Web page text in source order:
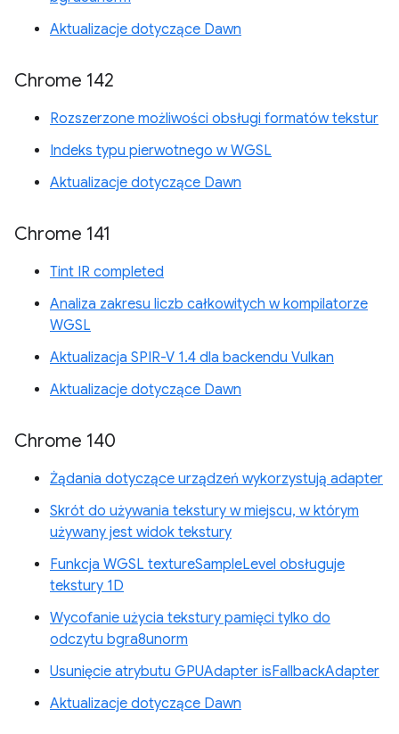
Aktualizacje dotyczące Dawn
Chrome 142
Rozszerzone możliwości obsługi formatów tekstur
Indeks typu pierwotnego w WGSL
Aktualizacje dotyczące Dawn
Chrome 141
Tint IR completed
Analiza zakresu liczb całkowitych w kompilatorze
WGSL
Aktualizacja SPIR-V 1.4 dla backendu Vulkan
Aktualizacje dotyczące Dawn
Chrome 140
Żądania dotyczące urządzeń wykorzystują adapter
Skrót do używania tekstury w miejscu, w którym
używany jest widok tekstury
Funkcja WGSL textureSampleLevel obsługuje
tekstury 1D
Wycofanie użycia tekstury pamięci tylko do
odczytu bgra8unorm
Usunięcie atrybutu GPUAdapter isFallbackAdapter
Aktualizacje dotyczące Dawn